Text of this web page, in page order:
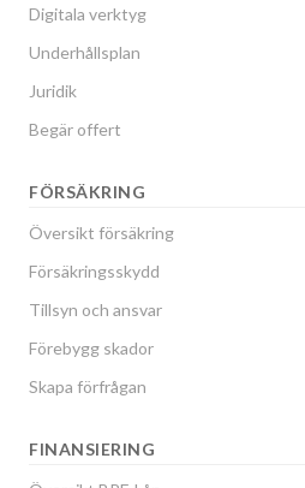
Digitala verktyg
Underhållsplan
Juridik
Begär offert
FÖRSÄKRING
Översikt försäkring
Försäkringsskydd
Tillsyn och ansvar
Förebygg skador
Skapa förfrågan
FINANSIERING